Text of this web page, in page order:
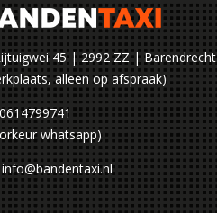
45 | 2992 ZZ | Barendrecht
alleen op afspraak)
0614799741
whatsapp)
info@bandentaxi.nl